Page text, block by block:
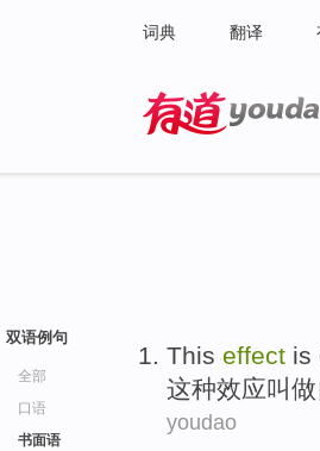
词典 翻译
双语例句
全部
口语
书面语
This effect is
这种效应叫做
youdao